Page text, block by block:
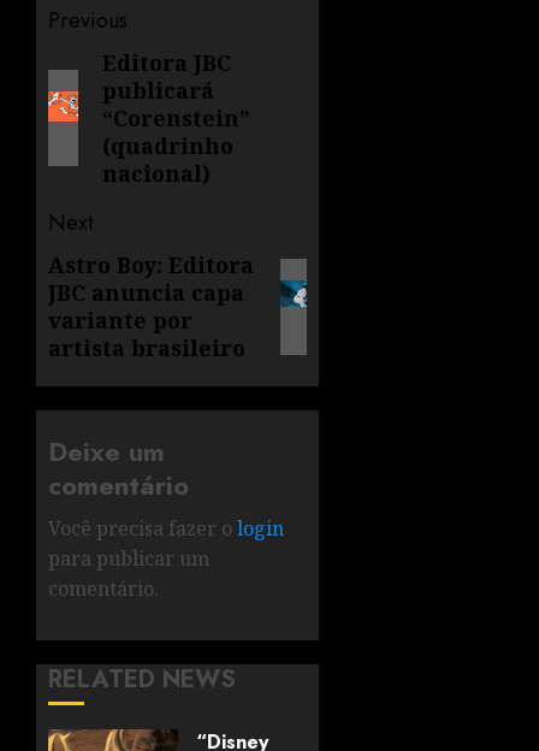
Previous
Editora JBC
publicará
“Corenstein”
(quadrinho
nacional)
Next
Astro Boy: Editora
JBC anuncia capa
variante por
artista brasileiro
Deixe um
comentário
Você precisa fazer o login
para publicar um
comentário.
RELATED NEWS
“Disney